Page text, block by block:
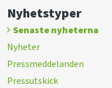
Nyhetstyper
Senaste nyheterna
Nyheter
Pressmeddelanden
Pressutskick